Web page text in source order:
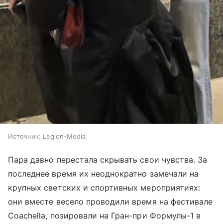
Источник: Legion-Media
Пара давно перестала скрывать свои чувства. За
последнее время их неоднократно замечали на
крупных светских и спортивных мероприятиях:
они вместе весело проводили время на фестивале
Coachella, позировали на Гран-при Формулы-1 в